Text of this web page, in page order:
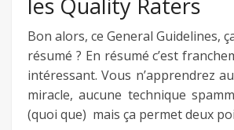
les Quality Raters
Bon alors, ce General Guidelines,
résumé ? En résumé c’est
intéressant. Vous n’apprendrez
miracle, aucune technique
(quoi que) mais ça permet deux